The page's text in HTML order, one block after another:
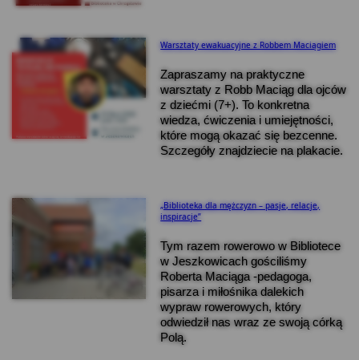
Warsztaty ewakuacyjne z Robbem Maciągiem
Zapraszamy na praktyczne
warsztaty z Robb Maciąg dla ojców
z dziećmi (7+). To konkretna
wiedza, ćwiczenia i umiejętności,
które mogą okazać się bezcenne.
Szczegóły znajdziecie na plakacie.
„Biblioteka dla mężczyzn – pasje, relacje,
inspiracje”
Tym razem rowerowo w Bibliotece
w Jeszkowicach gościliśmy
Roberta Maciąga -pedagoga,
pisarza i miłośnika dalekich
wypraw rowerowych, który
odwiedził nas wraz ze swoją córką
Polą.